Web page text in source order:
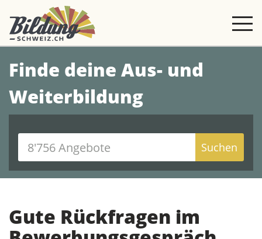
Finde deine Aus- und
Weiterbildung
Suchen
Gute Rückfragen im